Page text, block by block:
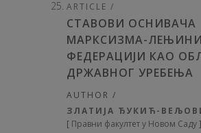
ARTICLE /
СТАВОВИ ОСНИВАЧА
МАРКСИЗМА-
ФЕДЕРАЦИЈИ КАО
ДРЖАВНОГ УРЕБЕЊА
AUTHOR /
ЗЛАТИЈА ЂУКИЋ-
[ Правни факултет у Новом Саду]